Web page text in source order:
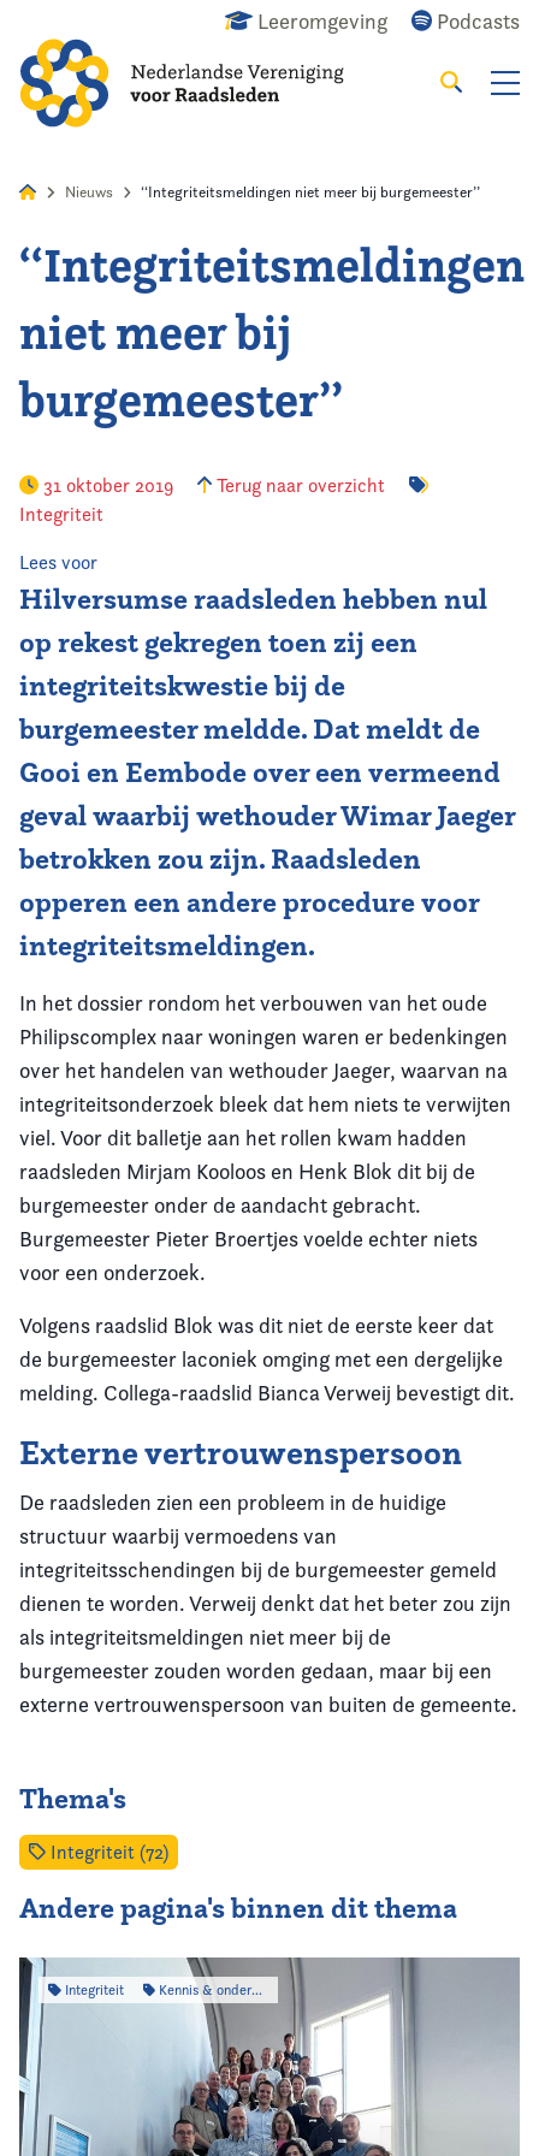
Leeromgeving Podcasts
Zoeken
Home
Agenda
Nieuws
Kennis & Informatie
Vereniging
Contact
Nieuws ‘‘Integriteitsmeldingen niet meer bij burgemeester’’
‘‘Integriteitsmeldingen
niet meer bij
burgemeester’’
31 oktober 2019
Terug naar overzicht
Integriteit
Lees voor
Hilversumse raadsleden hebben nul
op rekest gekregen toen zij een
integriteitskwestie bij de
burgemeester meldde. Dat meldt de
Gooi en Eembode over een vermeend
geval waarbij wethouder Wimar Jaeger
betrokken zou zijn. Raadsleden
opperen een andere procedure voor
integriteitsmeldingen.
In het dossier rondom het verbouwen van het oude
Philipscomplex naar woningen waren er bedenkingen
over het handelen van wethouder Jaeger, waarvan na
integriteitsonderzoek bleek dat hem niets te verwijten
viel. Voor dit balletje aan het rollen kwam hadden
raadsleden Mirjam Kooloos en Henk Blok dit bij de
burgemeester onder de aandacht gebracht.
Burgemeester Pieter Broertjes voelde echter niets
voor een onderzoek.
Volgens raadslid Blok was dit niet de eerste keer dat
de burgemeester laconiek omging met een dergelijke
melding. Collega-raadslid Bianca Verweij bevestigt dit.
Externe vertrouwenspersoon
De raadsleden zien een probleem in de huidige
structuur waarbij vermoedens van
integriteitsschendingen bij de burgemeester gemeld
dienen te worden. Verweij denkt dat het beter zou zijn
als integriteitsmeldingen niet meer bij de
burgemeester zouden worden gedaan, maar bij een
externe vertrouwenspersoon van buiten de gemeente.
Thema's
Integriteit (72)
Andere pagina's binnen dit thema
Integriteit Kennis & onderzoek